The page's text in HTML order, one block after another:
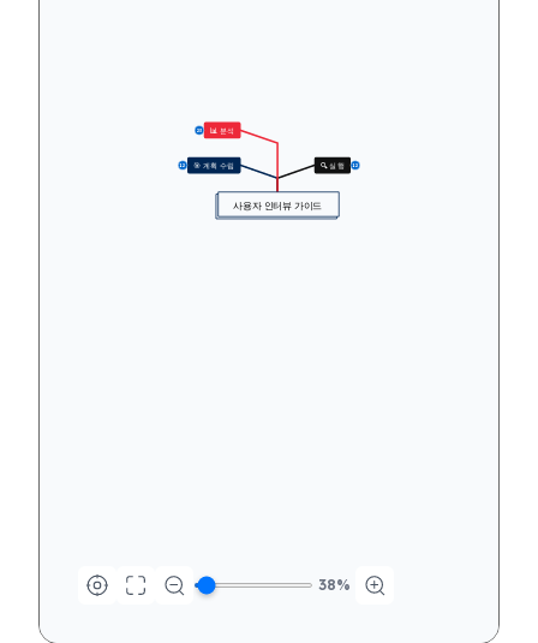
🎯 계획 수립
12 🔍 실행 12
📊 분석
23
사용자 인터뷰 가이드
38%